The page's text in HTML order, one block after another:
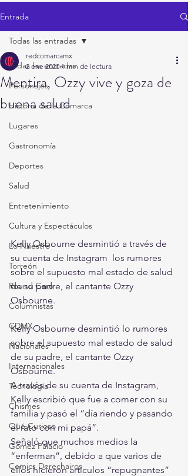
Entrada
Todas las entradas
Personajes
Historia de la Comarca
Lugares
Gastronomía
Deportes
Salud
Entretenimiento
Cultura y Espectáculos
Lo Nuestro
Torreón
Round Cero
Columnistas
CDMX
Nacionales
Internacionales
Tecnología
Chismes
Qué Curioso
Gómez Palacio
Comics Derechairos
Todas las entradas
Mentira, Ozzy vive y goza de
buena salud
redcomarcamx
2 ene 2020 1 min de lectura
Kelly Osbourne desmintió a través de
su cuenta de Instagram  los rumores
sobre el supuesto mal estado de salud
de su padre, el cantante Ozzy
Osbourne.
Kelly Osbourne desmintió lo rumores
sobre el supuesto mal estado de salud
de su padre, el cantante Ozzy
Osbourne.
A través de su cuenta de Instagram,
Kelly escribió que fue a comer con su
familia y pasó el “día riendo y pasando
el rato con mi papá”.
Señaló que muchos medios la
“enferman”, debido a que varios de
ellos hicieron artículos “repugnantes”